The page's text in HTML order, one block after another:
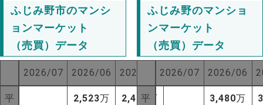
ふじみ野市のマンシ
ョンマーケット
（売買）データ
2026/07 2026/06 2025/07
平
2,523万
2,422万
ふじみ野のマンショ
ンマーケット
（売買）データ
2026/07 2026/06
平
3,480万